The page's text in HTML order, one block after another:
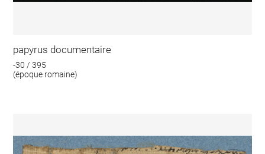
papyrus documentaire
-30 / 395
(époque romaine)